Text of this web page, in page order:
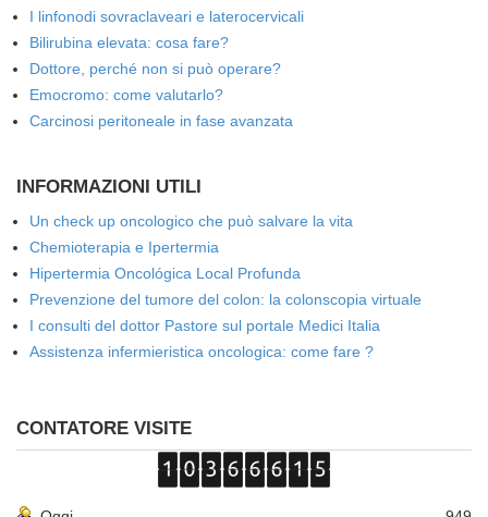
I linfonodi sovraclaveari e laterocervicali
Bilirubina elevata: cosa fare?
Dottore, perché non si può operare?
Emocromo: come valutarlo?
Carcinosi peritoneale in fase avanzata
INFORMAZIONI UTILI
Un check up oncologico che può salvare la vita
Chemioterapia e Ipertermia
Hipertermia Oncológica Local Profunda
Prevenzione del tumore del colon: la colonscopia virtuale
I consulti del dottor Pastore sul portale Medici Italia
Assistenza infermieristica oncologica: come fare ?
CONTATORE VISITE